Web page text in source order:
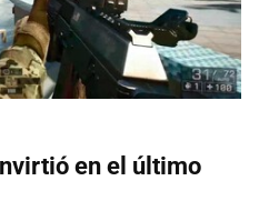
en el último